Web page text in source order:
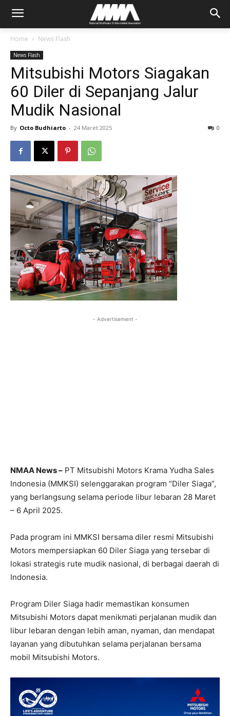
Home News Flash
News Flash
Mitsubishi Motors Siagakan
60 Diler di Sepanjang Jalur
Mudik Nasional
By Octo Budhiarto - 24 Maret 2025 0
- Advertisement -
NMAA News – PT Mitsubishi Motors Krama Yudha Sales
Indonesia (MMKSI) selenggarakan program “Diler Siaga”,
yang berlangsung selama periode libur lebaran 28 Maret
– 6 April 2025.
Pada program ini MMKSI bersama diler resmi Mitsubishi
Motors mempersiapkan 60 Diler Siaga yang tersebar di
lokasi strategis rute mudik nasional, di berbagai daerah di
Indonesia.
Program Diler Siaga hadir memastikan konsumen
Mitsubishi Motors dapat menikmati perjalanan mudik dan
libur lebaran dengan lebih aman, nyaman, dan mendapat
layanan yang dibutuhkan selama perjalanan bersama
mobil Mitsubishi Motors.